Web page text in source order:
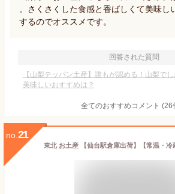
。さくさくした食感と香ばしくて美味し
するのでオススメです。
回答された質問
【山梨テッパン土産】誰もが認める！山梨で
美味しいおすすめは？
全てのおすすめコメント (26
no. 21